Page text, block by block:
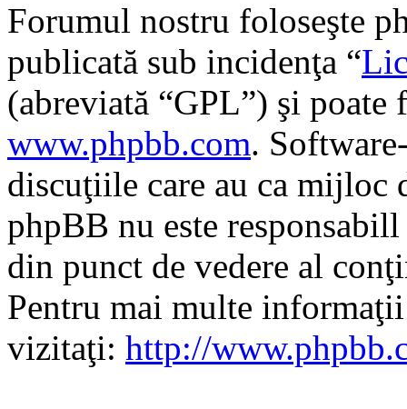
Forumul nostru foloseşte
publicată sub incidenţa “
(abreviată “GPL”) şi poate
www.phpbb.com.
discuţiile care au ca mijloc
phpBB nu este
din punct de vedere al
Pentru mai multe
vizitaţi: http://